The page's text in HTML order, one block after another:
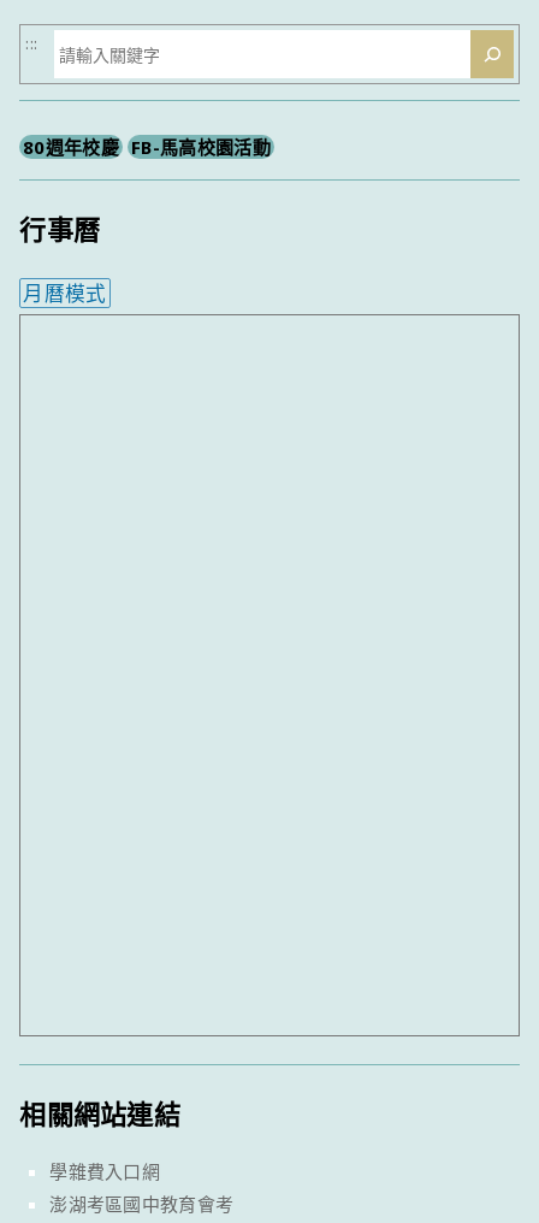
搜
尋
:::
80週年校慶 FB-馬高校園活動
行事曆
月曆模式
相關網站連結
學雜費入口網
澎湖考區國中教育會考